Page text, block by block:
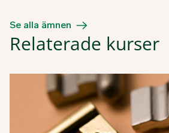
Se alla ämnen
Relaterade kurser